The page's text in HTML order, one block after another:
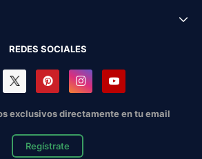
REDES SOCIALES
exclusivos directamente en tu email
Regístrate